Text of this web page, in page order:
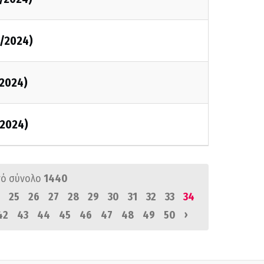
2024)
σύνολο 1440
25
26 27 28 29 30 31 32 33
34
43 44 45 46 47 48 49 50 ›